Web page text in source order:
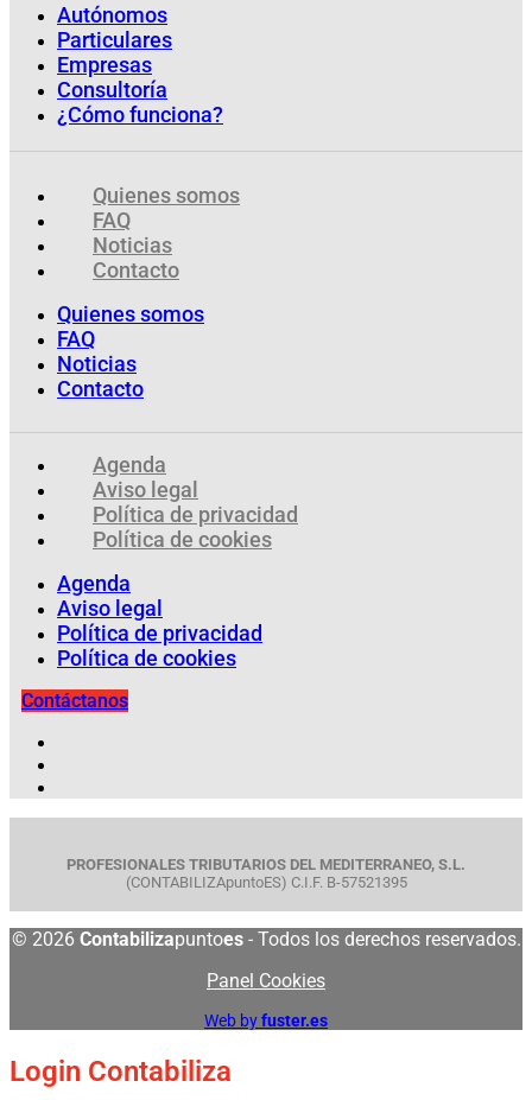
Autónomos
Particulares
Empresas
Consultoría
¿Cómo funciona?
Quienes somos
FAQ
Noticias
Contacto
Quienes somos
FAQ
Noticias
Contacto
Agenda
Aviso legal
Política de privacidad
Política de cookies
Agenda
Aviso legal
Política de privacidad
Política de cookies
Contáctanos
PROFESIONALES TRIBUTARIOS DEL MEDITERRANEO, S.L.
(CONTABILIZApuntoES) C.I.F. B-57521395
© 2026 Contabilizapuntoes- Todos los derechos reservados.
Panel Cookies
Web byfuster.es
Login Contabiliza